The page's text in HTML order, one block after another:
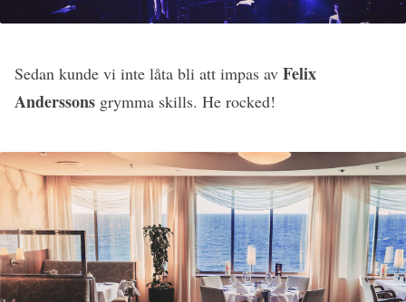
Sedan kunde vi inte låta bli att impas av Felix
Anderssons grymma skills. He rocked!